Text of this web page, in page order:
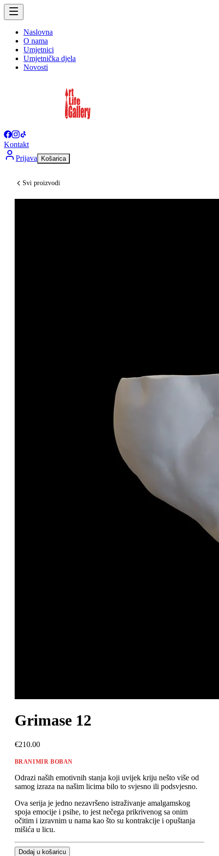
Naslovna
O nama
Umjetnici
Umjetnička djela
Novosti
Kontakt
Prijava
Košarica
Svi proizvodi
Grimase 12
€210.00
BRANIMIR BOBAN
Odrazi naših emotivnih stanja koji uvijek kriju nešto više od
samog izraza na našim licima bilo to svjesno ili podsvjesno.
Ova serija je jedno nezavršeno istraživanje amalgamskog
spoja emocije i psihe, to jest nečega prikrivenog sa onim
očitim i izravnim u nama kao što su kontrakcije i opuštanja
mišića u licu.
Dodaj u košaricu